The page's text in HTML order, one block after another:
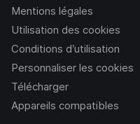
Mentions légales
Utilisation des cookies
Conditions d’utilisation
Personnaliser les cookies
Télécharger
Appareils compatibles